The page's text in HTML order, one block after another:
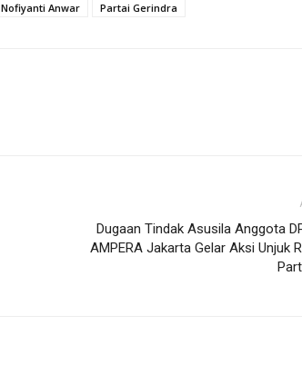
Nofiyanti Anwar Partai Gerindra
Dugaan Tindak Asusila Anggota
AMPERA Jakarta Gelar Aksi Unjuk